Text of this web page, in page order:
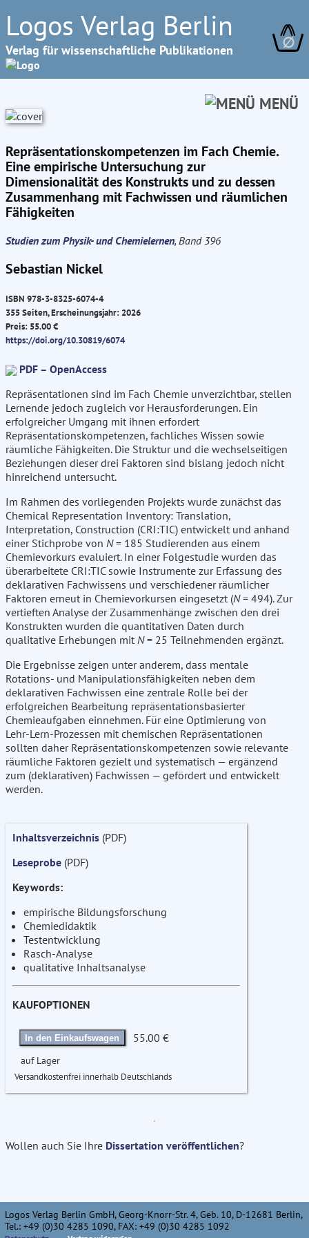
Logos Verlag Berlin
Verlag für wissenschaftliche Publikationen ∅
MENÜ
Repräsentationskompetenzen im Fach Chemie.
Eine empirische Untersuchung zur
Dimensionalität des Konstrukts und zu dessen
Zusammenhang mit Fachwissen und räumlichen
Fähigkeiten
Studien zum Physik- und Chemielernen, Band 396
Sebastian Nickel
ISBN 978-3-8325-6074-4
355 Seiten, Erscheinungsjahr: 2026
Preis: 55.00 €
https://doi.org/10.30819/6074
PDF – OpenAccess
Repräsentationen sind im Fach Chemie unverzichtbar, stellen
Lernende jedoch zugleich vor Herausforderungen. Ein
erfolgreicher Umgang mit ihnen erfordert
Repräsentationskompetenzen, fachliches Wissen sowie
räumliche Fähigkeiten. Die Struktur und die wechselseitigen
Beziehungen dieser drei Faktoren sind bislang jedoch nicht
hinreichend untersucht.
Im Rahmen des vorliegenden Projekts wurde zunächst das
Chemical Representation Inventory: Translation,
Interpretation, Construction (CRI:TIC) entwickelt und anhand
einer Stichprobe von N= 185 Studierenden aus einem
Chemievorkurs evaluiert. In einer Folgestudie wurden das
überarbeitete CRI:TIC sowie Instrumente zur Erfassung des
deklarativen Fachwissens und verschiedener räumlicher
Faktoren erneut in Chemievorkursen eingesetzt (N= 494). Zur
vertieften Analyse der Zusammenhänge zwischen den drei
Konstrukten wurden die quantitativen Daten durch
qualitative Erhebungen mit N= 25 Teilnehmenden ergänzt.
Die Ergebnisse zeigen unter anderem, dass mentale
Rotations- und Manipulationsfähigkeiten neben dem
deklarativen Fachwissen eine zentrale Rolle bei der
erfolgreichen Bearbeitung repräsentationsbasierter
Chemieaufgaben einnehmen. Für eine Optimierung von
Lehr-Lern-Prozessen mit chemischen Repräsentationen
sollten daher Repräsentationskompetenzen sowie relevante
räumliche Faktoren gezielt und systematisch — ergänzend
zum (deklarativen) Fachwissen — gefördert und entwickelt
werden.
Inhaltsverzeichnis (PDF)
Leseprobe (PDF)
Keywords:
empirische Bildungsforschung
Chemiedidaktik
Testentwicklung
Rasch-Analyse
qualitative Inhaltsanalyse
KAUFOPTIONEN
In den Einkaufswagen 55.00 €
auf Lager
Versandkostenfrei innerhalb Deutschlands
Wollen auch Sie Ihre Dissertation veröffentlichen?
Logos Verlag Berlin GmbH, Georg-Knorr-Str. 4, Geb. 10, D-12681 Berlin,
Tel.: +49 (0)30 4285 1090, FAX: +49 (0)30 4285 1092